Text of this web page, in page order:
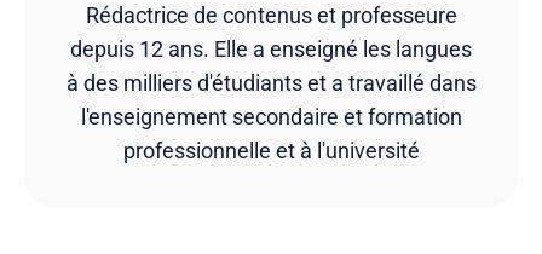
Rédactrice de contenus et professeure
depuis 12 ans. Elle a enseigné les langues
à des milliers d'étudiants et a travaillé dans
l'enseignement secondaire et formation
professionnelle et à l'université